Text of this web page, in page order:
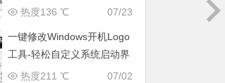
07/23
热度136 ℃
一键修改Windows开机Logo
工具-轻松自定义系统启动界
面
07/02
热度211 ℃